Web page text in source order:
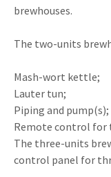
brewhouses.
The two-units
Mash-wort kettle;
Lauter tun;
Piping and pump(s);
Remote control for
The three-units
control panel for